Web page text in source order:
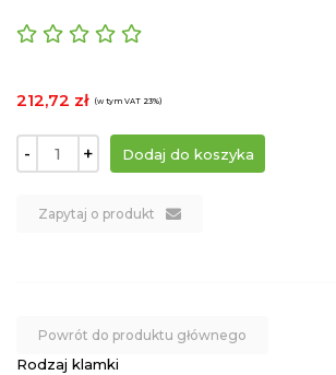
212,72 zł (w tym VAT 23%)
- +
Zapytaj o produkt
Powrót do produktu głównego
Rodzaj klamki